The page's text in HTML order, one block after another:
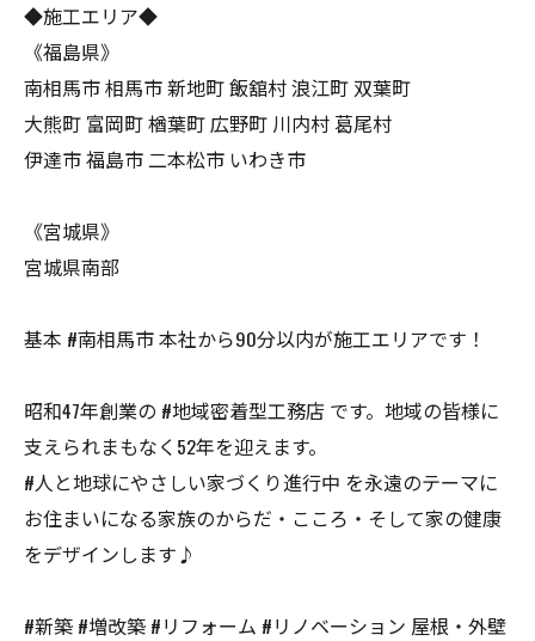
◆施工エリア◆
《福島県》
南相馬市 相馬市 新地町 飯舘村 浪江町 双葉町
大熊町 富岡町 楢葉町 広野町 川内村 葛尾村
伊達市 福島市 二本松市 いわき市
《宮城県》
宮城県南部
基本 #南相馬市 本社から90分以内が施工エリアです！
昭和47年創業の #地域密着型工務店 です。地域の皆様に
支えられまもなく52年を迎えます。
#人と地球にやさしい家づくり進行中 を永遠のテーマに
お住まいになる家族のからだ・こころ・そして家の健康
をデザインします♪
#新築 #増改築 #リフォーム #リノベーション 屋根・外壁